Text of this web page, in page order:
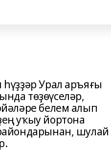
Урал аръяғы
төҙөүселәр,
белем алып
уҡыу йортона
шулай